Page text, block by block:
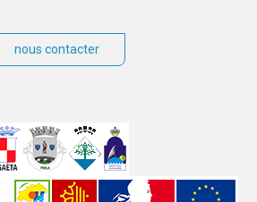
nous contacter